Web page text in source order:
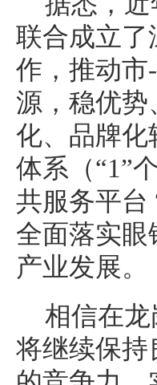
联合成立了
作，推动市
源，稳优势
化、品牌化
体系（“1”
共服务平台
全面落实眼
产业发展。
相信在
将继续保持